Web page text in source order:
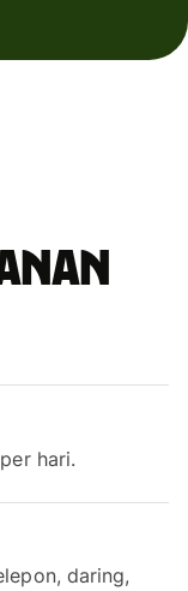
hari.
daring,